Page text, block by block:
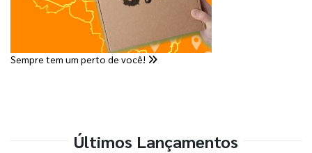
Sempre tem um perto de você!
Últimos Lançamentos